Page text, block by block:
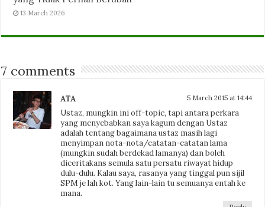
13 March 2026
7 comments
ATA 5 March 2015 at 14:44
Ustaz, mungkin ini off-topic, tapi antara perkara
yang menyebabkan saya kagum dengan Ustaz
adalah tentang bagaimana ustaz masih lagi
menyimpan nota-nota/catatan-catatan lama
(mungkin sudah berdekad lamanya) dan boleh
diceritakans semula satu persatu riwayat hidup
dulu-dulu. Kalau saya, rasanya yang tinggal pun sijil
SPM je lah kot. Yang lain-lain tu semuanya entah ke
mana.